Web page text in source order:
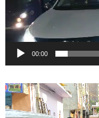
00:00
Video
Player